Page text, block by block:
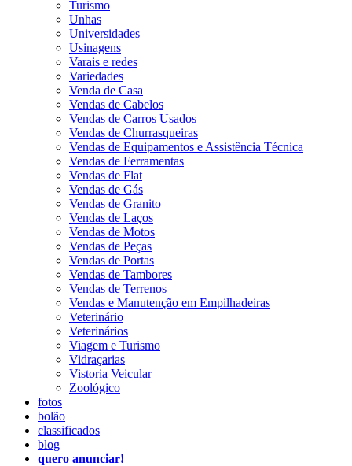
Turismo
Unhas
Universidades
Usinagens
Varais e redes
Variedades
Venda de Casa
Vendas de Cabelos
Vendas de Carros Usados
Vendas de Churrasqueiras
Vendas de Equipamentos e Assistência Técnica
Vendas de Ferramentas
Vendas de Flat
Vendas de Gás
Vendas de Granito
Vendas de Laços
Vendas de Motos
Vendas de Peças
Vendas de Portas
Vendas de Tambores
Vendas de Terrenos
Vendas e Manutenção em Empilhadeiras
Veterinário
Veterinários
Viagem e Turismo
Vidraçarias
Vistoria Veicular
Zoológico
fotos
bolão
classificados
blog
quero anunciar!